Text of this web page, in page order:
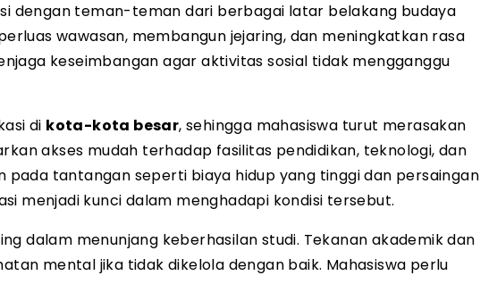
dengan teman-teman dari berbagai latar belakang budaya
wawasan, membangun jejaring, dan meningkatkan rasa
keseimbangan agar aktivitas sosial tidak mengganggu
di kota-kota besar, sehingga mahasiswa turut merasakan
akses mudah terhadap fasilitas pendidikan, teknologi, dan
pada tantangan seperti biaya hidup yang tinggi dan persaingan
menjadi kunci dalam menghadapi kondisi tersebut.
dalam menunjang keberhasilan studi. Tekanan akademik dan
mental jika tidak dikelola dengan baik. Mahasiswa perlu